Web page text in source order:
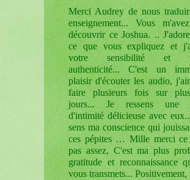
Merci Audrey de nous
enseignement... Vous
découvrir ce Joshua. ..
ce que vous expliquez et
votre sensibilité et
authenticité... C'est un
plaisir d'écouter les audio,
faire plusieurs fois sur
jours... Je ressens une
d'intimité délicieuse avec
sens ma conscience qui
ces pépites … Mille merci ce
pas assez, C'est ma plus
gratitude et reconnaissance
vous transmets... Positivement,